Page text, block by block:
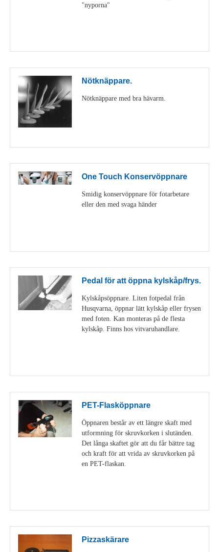
"nyporna"
Nötknäppare.
Nötknäppare med bra hävarm.
One Touch Konservöppnare
Smidig konservöppnare för fotarbetare
eller den med svaga händer
Pedal för att öppna kylskåp/frys.
Kylskåpsöppnare. Liten fotpedal från
Husqvarna, öppnar lätt kylskåp eller frysen
med foten. Kan monteras på de flesta
kylskåp. Finns hos vitvaruhandlare.
PET-Flasköppnare
Öppnaren består av ett längre skaft med
utformning för skruvkorken i slutänden.
Det långa skaftet gör att du får bättre tag
och kraft för att vrida av skruvkorken på
en PET-flaskan.
Pizzaskärare